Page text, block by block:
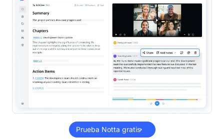
Prueba Notta gratis